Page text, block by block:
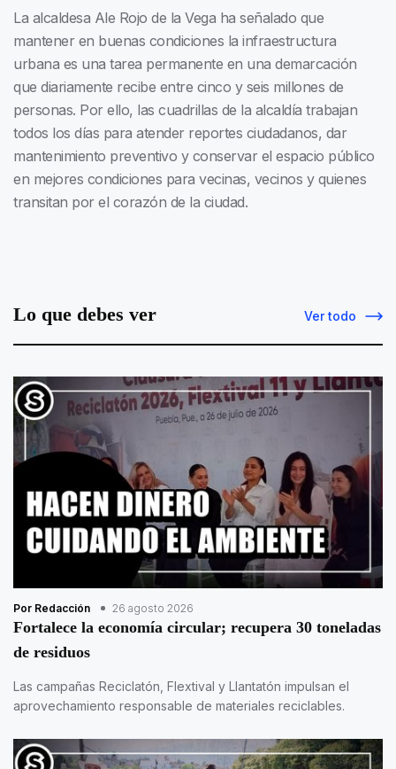
La alcaldesa Ale Rojo de la Vega ha señalado que
mantener en buenas condiciones la infraestructura
urbana es una tarea permanente en una demarcación
que diariamente recibe entre cinco y seis millones de
personas. Por ello, las cuadrillas de la alcaldía trabajan
todos los días para atender reportes ciudadanos, dar
mantenimiento preventivo y conservar el espacio público
en mejores condiciones para vecinas, vecinos y quienes
transitan por el corazón de la ciudad.
Lo que debes ver Ver todo
Por Redacción 26 agosto 2026
Fortalece la economía circular; recupera 30 toneladas
de residuos
Las campañas Reciclatón, Flextival y Llantatón impulsan el
aprovechamiento responsable de materiales reciclables.